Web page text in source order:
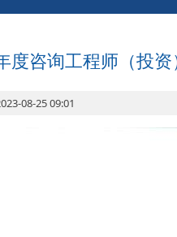
咨询工程师（投
08-25 09:01